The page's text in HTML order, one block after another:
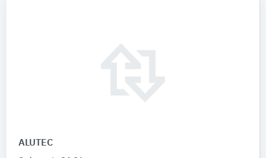
ALUTEC